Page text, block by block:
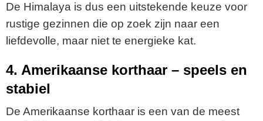
De Himalaya is dus een uitstekende keuze voor
rustige gezinnen die op zoek zijn naar een
liefdevolle, maar niet te energieke kat.
4. Amerikaanse korthaar – speels en
stabiel
De Amerikaanse korthaar is een van de meest